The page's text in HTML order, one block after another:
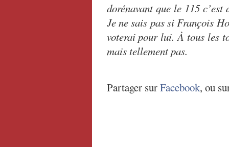
dorénavant que le 115
Je ne sais pas si François
voterai pour lui. À tous les
mais tellement pas.
Partager surFacebook, ou